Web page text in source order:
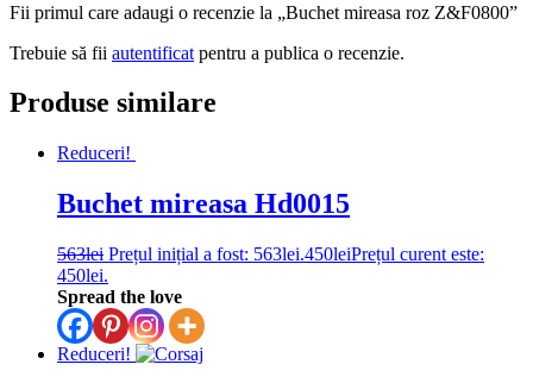
Fii primul care adaugi o recenzie la „Buchet mireasa roz Z&F0800”
Trebuie să fii autentificat pentru a publica o recenzie.
Produse similare
Reduceri!
Buchet mireasa Hd0015
563lei Prețul inițial a fost: 563lei.450leiPrețul curent este:
450lei.
Spread the love
Reduceri!